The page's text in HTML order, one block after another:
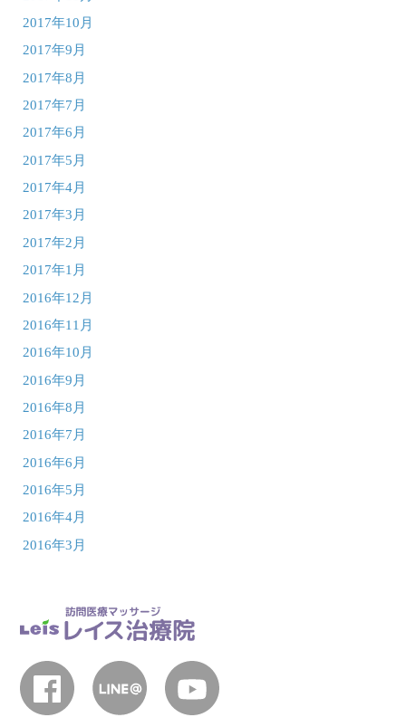
2017年10月
2017年9月
2017年8月
2017年7月
2017年6月
2017年5月
2017年4月
2017年3月
2017年2月
2017年1月
2016年12月
2016年11月
2016年10月
2016年9月
2016年8月
2016年7月
2016年6月
2016年5月
2016年4月
2016年3月